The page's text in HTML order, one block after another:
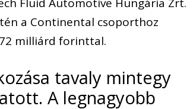
a Continental csoporthoz
milliárd forinttal.
tavaly mintegy
A legnagyobb